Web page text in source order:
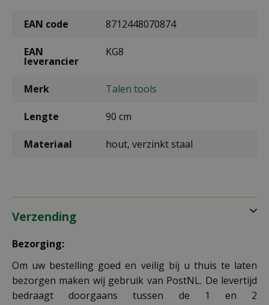
EAN code 8712448070874
EAN
leverancier
KG8
Merk Talen tools
Lengte 90 cm
Materiaal hout, verzinkt staal
Verzending
Bezorging:
Om uw bestelling goed en veilig bij u thuis te laten
bezorgen maken wij gebruik van PostNL. De levertijd
bedraagt doorgaans tussen de 1 en 2